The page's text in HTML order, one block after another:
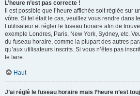
L’heure n’est pas correcte !
Il est possible que l’heure affichée soit réglée sur
vôtre. Si tel était le cas, veuillez vous rendre dans
l’utilisateur et régler le fuseau horaire afin de
exemple Londres, Paris, New York, Sydney, etc.
du fuseau horaire, comme la plupart des autres
qu’aux utilisateurs inscrits. Si vous n’êtes pas
le faire.
Haut
J’ai réglé le fuseau horaire mais l’heure n’est